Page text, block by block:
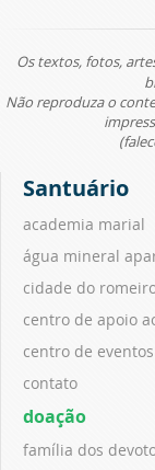
Os textos, fotos,
Não reproduza o
Santuário
academia marial
água mineral
cidade do
centro de apoio
centro de
contato
doação
família dos